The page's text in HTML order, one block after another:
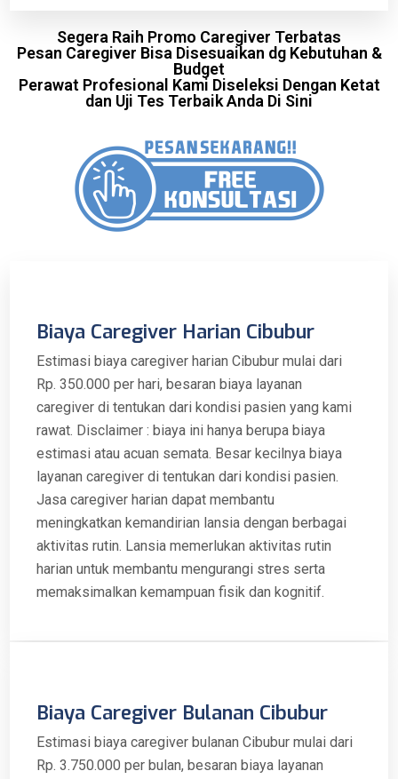
Segera Raih Promo Caregiver Terbatas
Pesan Caregiver Bisa Disesuaikan dg Kebutuhan &
Budget
Perawat Profesional Kami Diseleksi Dengan Ketat
dan Uji Tes Terbaik Anda Di Sini
Biaya Caregiver Harian Cibubur
Estimasi biaya caregiver harian Cibubur mulai dari
Rp. 350.000 per hari, besaran biaya layanan
caregiver di tentukan dari kondisi pasien yang kami
rawat. Disclaimer : biaya ini hanya berupa biaya
estimasi atau acuan semata. Besar kecilnya biaya
layanan caregiver di tentukan dari kondisi pasien.
Jasa caregiver harian dapat membantu
meningkatkan kemandirian lansia dengan berbagai
aktivitas rutin. Lansia memerlukan aktivitas rutin
harian untuk membantu mengurangi stres serta
memaksimalkan kemampuan fisik dan kognitif.
Biaya Caregiver Bulanan Cibubur
Estimasi biaya caregiver bulanan Cibubur mulai dari
Rp. 3.750.000 per bulan, besaran biaya layanan